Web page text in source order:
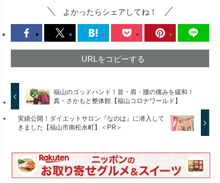
よかったらシェアしてね！
URLをコピーする
福山のゴッドハンド！首・肩・腰の痛みを緩和！
真・さかもと整体館【福山コロナワールド】
実績公開！ダイエットサロン『なのは』に潜入して
きました【福山市南松永町】＜PR＞